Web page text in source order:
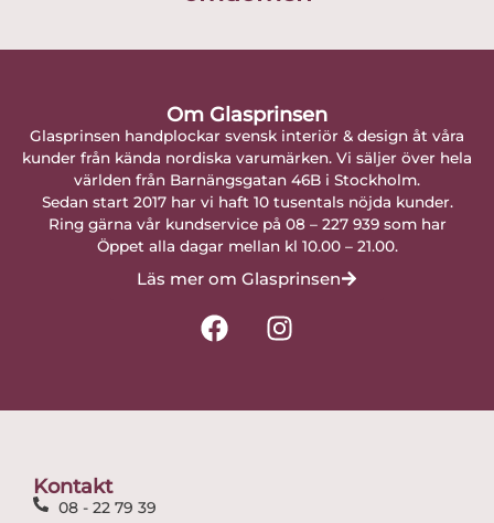
Om Glasprinsen
Glasprinsen handplockar svensk interiör & design åt våra
kunder från kända nordiska varumärken. Vi säljer över hela
världen från Barnängsgatan 46B i Stockholm.
Sedan start 2017 har vi haft 10 tusentals nöjda kunder.
Ring gärna vår kundservice på 08 – 227 939 som har
Öppet alla dagar mellan kl 10.00 – 21.00.
Läs mer om Glasprinsen
F
a
I
n
Kontakt
08 - 22 79 39